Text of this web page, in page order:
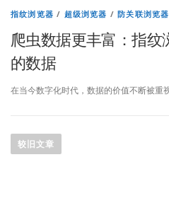
指纹浏览器 / 超级浏览器 /防关联浏览器
爬虫数据更丰富：指纹
的数据
在当今数字化时代，数据的价值不断被重
章
较旧文章